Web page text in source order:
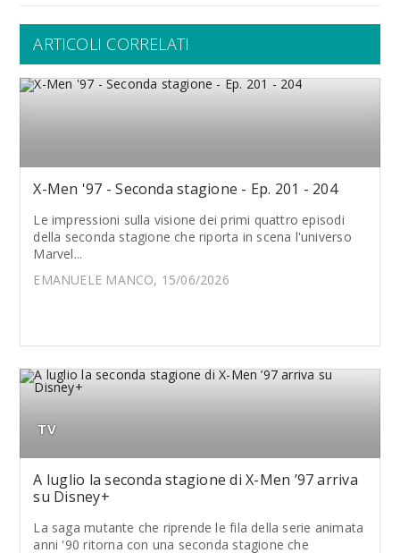
ARTICOLI CORRELATI
X-Men '97 - Seconda stagione - Ep. 201 - 204
Le impressioni sulla visione dei primi quattro episodi
della seconda stagione che riporta in scena l'universo
Marvel...
EMANUELE MANCO, 15/06/2026
TV
A luglio la seconda stagione di X-Men ’97 arriva
su Disney+
La saga mutante che riprende le fila della serie animata
anni '90 ritorna con una seconda stagione che